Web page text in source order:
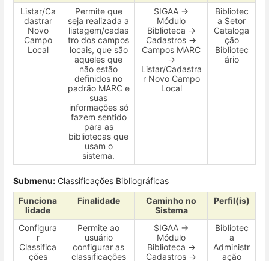
Listar/Ca
dastrar
Novo
Campo
Local
Permite que
seja realizada a
listagem/cadas
tro dos campos
locais, que são
aqueles que
não estão
definidos no
padrão MARC e
suas
informações só
fazem sentido
para as
bibliotecas que
usam o
sistema.
SIGAA →
Módulo
Biblioteca →
Cadastros →
Campos MARC
→
Listar/Cadastra
r Novo Campo
Local
Bibliotec
a Setor
Cataloga
ção
Bibliotec
ário
Submenu: Classificações Bibliográficas
Funciona
lidade
Finalidade
Caminho no
Sistema
Perfil(is)
Configura
r
Classifica
ções
Permite ao
usuário
configurar as
classificações
SIGAA →
Módulo
Biblioteca →
Cadastros →
Bibliotec
a
Administr
ação